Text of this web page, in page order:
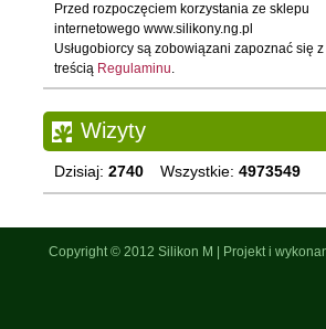
Przed rozpoczęciem korzystania ze sklepu
internetowego www.silikony.ng.pl
Usługobiorcy są zobowiązani zapoznać się z
treścią Regulaminu.
Wizyty
Dzisiaj: 2740 Wszystkie: 4973549
Copyright © 2012 Silikon M Projekt i